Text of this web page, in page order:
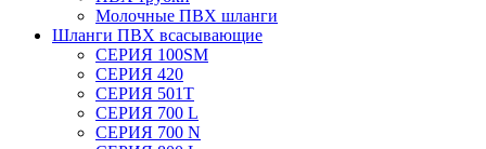
Молочные ПВХ шланги
Шланги ПВХ всасывающие
СЕРИЯ 100SM
СЕРИЯ 420
СЕРИЯ 501T
СЕРИЯ 700 L
СЕРИЯ 700 N